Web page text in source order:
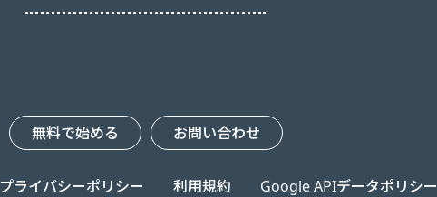
無料で始める お問い合わせ
プライバシーポリシー 利用規約 Google APIデータポリシー